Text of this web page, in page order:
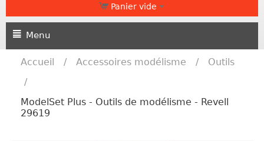
Panier vide
Menu
Accueil / Accessoires modélisme /
Outils
/
ModelSet Plus - Outils de modélisme - Revell
29619